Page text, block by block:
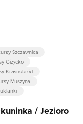
Szczawnica
Giżycko
Krasnobród
Muszyna
/ Jezioro